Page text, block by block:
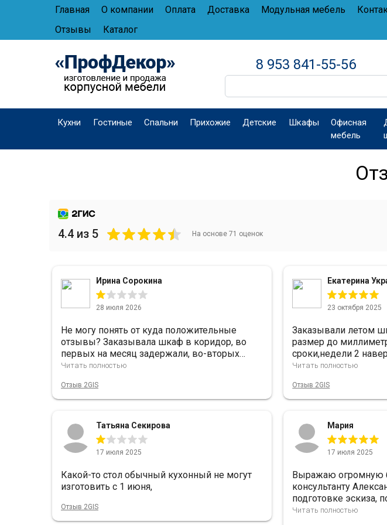
Главная О компании Оплата Доставка Модульная мебель
Отзывы
Каталог
8 953 841-55-56
Кухни Гостиные Спальни Прихожие Детские Шкафы
Офисная
мебель
4.4 из 5 На основе 71 оценок
Ирина Сорокина
28 июля 2026
Не могу понять от куда положительные
отзывы? Заказывала шкаф в коридор, во
первых на месяц задержали, во-вторых
качество ужасное. Приехал устанавливать
постоянно у меня спрашивал как это, как то.
На что я ему ответила что я не сборщик
что он столер. Собрал на третий день. Не
заказывайте в этой компании, пожалейте
себя.
Читать полностью
Отзыв 2GIS
Екатерина
23 октября 2025
Заказывали летом
размер до
сроки,недели 2
нам его уже
подарок,везде в
стандартные,а нам
нужно,в итоге шкаф
встроенный и очень
нами
Читать полностью
Отзыв 2GIS
Татьяна Секирова
17 июля 2025
Какой-то стол обычный кухонный не могут
изготовить с 1 июня,
Отзыв 2GIS
Мария
17 июля 2025
Выражаю огромную
консультанту
подготовке эскиза,
профиля, а также
Читать полностью